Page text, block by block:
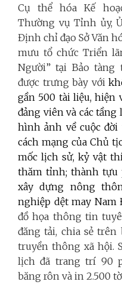
Cụ thể hóa Kế
Thường vụ Tỉnh ủy,
Định chỉ đạo Sở Văn
mưu tổ chức Triển
Người” tại Bảo
được trưng bày với
gần 500 tài liệu, hiện
đảng viên và các
hình ảnh về cuộc đời
cách mạng của Chủ
mốc lịch sử, kỷ vật
thăm tỉnh; thành
xây dựng nông
nghiệp dệt may
đồ họa thông tin
đăng tải, chia sẻ trên
truyền thông xã hội.
lịch đã trang trí 90
băng rôn và in 2.500